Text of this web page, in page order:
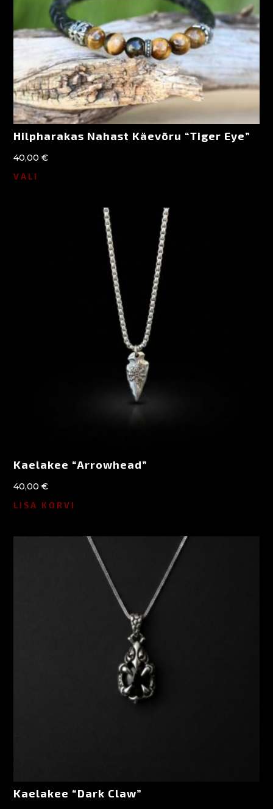
Hilpharakas Nahast Käevõru “Tiger Eye”
40,00€
VALI
Kaelakee “Arrowhead”
40,00€
LISA KORVI
Kaelakee “Dark Claw”